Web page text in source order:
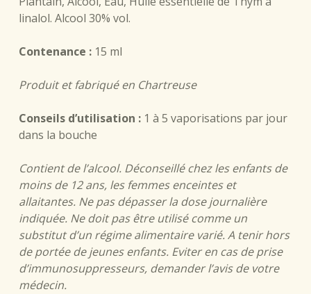
linalol. Alcool 30% vol.
Contenance :15 ml
Produit et fabriqué en Chartreuse
Conseils d’utilisation :1 à 5 vaporisations par jour
dans la bouche
Contient de l’alcool. Déconseillé chez les enfants de
moins de 12 ans, les femmes enceintes et
allaitantes. Ne pas dépasser la dose journalière
indiquée. Ne doit pas être utilisé comme un
substitut d’un régime alimentaire varié. A tenir hors
de portée de jeunes enfants. Eviter en cas de prise
d’immunosuppresseurs, demander l’avis de votre
médecin.